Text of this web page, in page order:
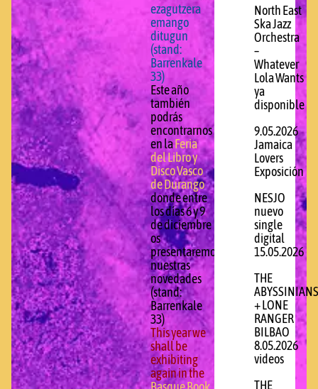
ezagutzera
emango
ditugun
(stand:
Barrenkale
33)
Este año
también
podrás
encontrarnos
en laFeria
del Libro y
Disco Vasco
de Durango
donde entre
los días 6 y 9
de diciembre
os
presentaremos
nuestras
novedades
(stand:
Barrenkale
33)
This year we
shall be
exhibiting
again in the
North East
Ska Jazz
Orchestra
–
Whatever
Lola Wants
ya
disponible
9.05.2026
Jamaica
Lovers
Exposición
NESJO
nuevo
single
digital
15.05.2026
THE
ABYSSINIANS
+ LONE
RANGER
BILBAO
8.05.2026
videos
THE